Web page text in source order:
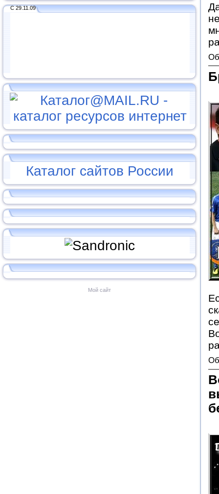
С 29.11.09
Каталог сайтов России
Мой сайт